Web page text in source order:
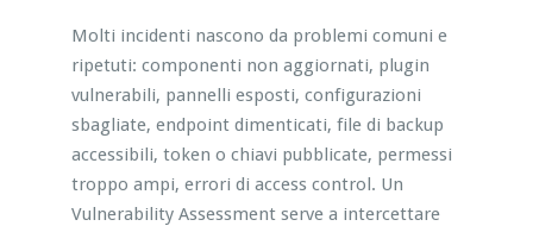
Molti incidenti nascono da problemi comuni e
ripetuti: componenti non aggiornati, plugin
vulnerabili, pannelli esposti, configurazioni
sbagliate, endpoint dimenticati, file di backup
accessibili, token o chiavi pubblicate, permessi
troppo ampi, errori di access control. Un
Vulnerability Assessment serve a intercettare